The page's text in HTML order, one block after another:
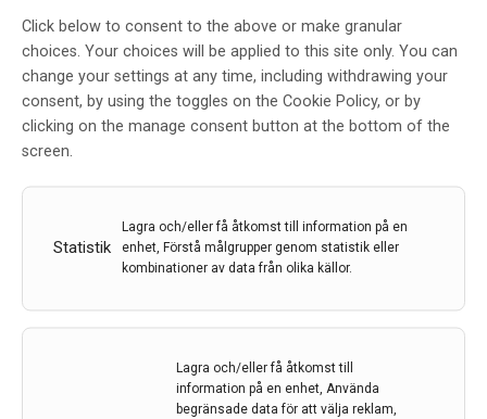
Click below to consent to the above or make granular
choices. Your choices will be applied to this site only. You can
change your settings at any time, including withdrawing your
consent, by using the toggles on the Cookie Policy, or by
clicking on the manage consent button at the bottom of the
screen.
Statistik
Lagra och/eller få åtkomst till information på en
enhet, Förstå målgrupper genom statistik eller
kombinationer av data från olika källor.
Lagra och/eller få åtkomst till
information på en enhet, Använda
begränsade data för att välja reklam,
Jacob Vogel fick ta emot H.M.
Drottning Silvias pris
AvAlzheimerfonden
Den 15 november bjöd Alzheimerfonden in till en
sammankomst med prisutdelning i Tyska kyrkan i
prestigefyllda pris på 500 000 kronor för sina
upptäckter inom alzheimerforskningen.